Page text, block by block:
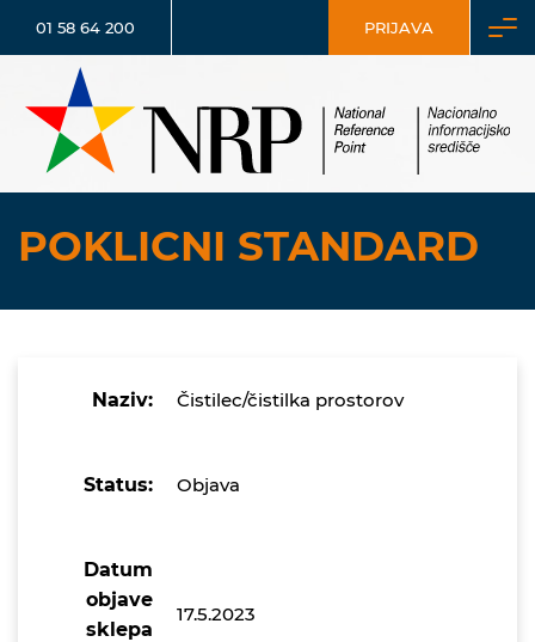
01 58 64 200 PRIJAVA
POKLICNI STANDARD
Naziv: Čistilec/čistilka prostorov
Status: Objava
Datum
objave
sklepa
17.5.2023